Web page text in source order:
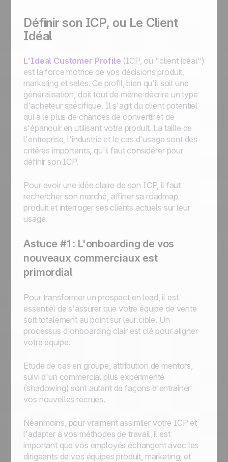
Définir son ICP, ou Le Client
Idéal
L'Ideal Customer Profile (ICP, ou "client idéal")
est la force motrice de vos décisions produit,
marketing et sales. Ce profil, bien qu'il soit une
généralisation, doit tout de même décrire un type
d'acheteur spécifique. Il s'agit du client potentiel
qui a le plus de chances de convertir et de
s'épanouir en utilisant votre produit. La taille de
l'entreprise, l'industrie et le cas d'usage sont des
critères importants, qu'il faut considérer pour
définir son ICP.
Pour avoir une idée claire de son ICP, il faut
rechercher son marché, affiner sa roadmap
produit et interroger ses clients actuels sur leur
usage.
Astuce #1 : L'onboarding de vos
nouveaux commerciaux est
primordial
Pour transformer un prospect en lead, il est
essentiel de s'assurer que votre équipe de vente
soit totalement au point sur leur cible. Un
processus d'onboarding clair est clé pour aligner
votre équipe.
Etude de cas en groupe, attribution de mentors,
suivi d'un commercial plus expérimenté
(shadowing) sont autant de façons d'entraîner
vos nouvelles recrues.
Néanmoins, pour vraiment assimiler votre ICP et
l'adapter à vos méthodes de travail, il est
important que vos employés échangent avec les
dirigeants de vos équipes produit, marketing, et